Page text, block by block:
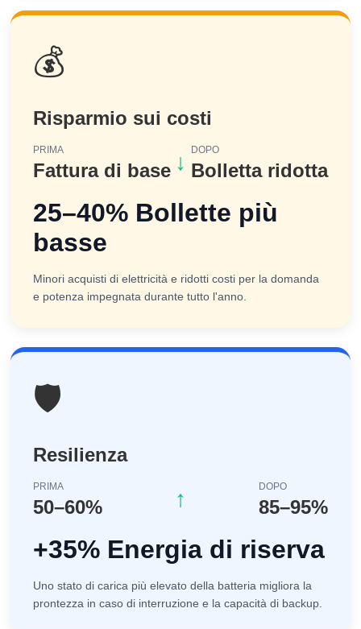
💰
Risparmio sui costi
PRIMA
Fattura di base ↓
DOPO
Bolletta ridotta
25–40% Bollette più
basse
Minori acquisti di elettricità e ridotti costi per la domanda
e potenza impegnata durante tutto l'anno.
🛡️
Resilienza
PRIMA
50–60% ↑
DOPO
85–95%
+35% Energia di riserva
Uno stato di carica più elevato della batteria migliora la
prontezza in caso di interruzione e la capacità di backup.